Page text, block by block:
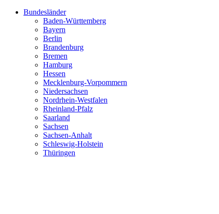
Bundesländer
Baden-Württemberg
Bayern
Berlin
Brandenburg
Bremen
Hamburg
Hessen
Mecklenburg-Vorpommern
Niedersachsen
Nordrhein-Westfalen
Rheinland-Pfalz
Saarland
Sachsen
Sachsen-Anhalt
Schleswig-Holstein
Thüringen